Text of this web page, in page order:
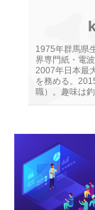
1975年群馬県
界専門紙・電
2007年日本最
を務める。
職）。趣味は釣